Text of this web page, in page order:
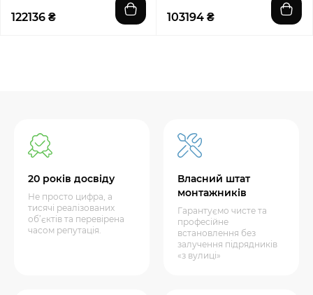
122136 ₴ 103194 ₴
20 років досвіду
Не просто цифра, а
тисячі реалізованих
об’єктів та перевірена
часом репутація.
Власний штат
монтажників
Гарантуємо чисте та
професійне
встановлення без
залучення підрядників
«з вулиці»